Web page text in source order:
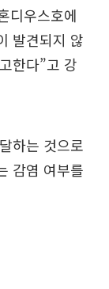
디우스호에
발견되지 않
한다”고 강
하는 것으로
감염 여부를